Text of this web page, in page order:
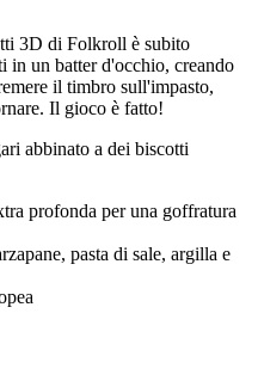
3D di Folkroll è subito
in un batter d'occhio, creando
il timbro sull'impasto,
Il gioco è fatto!
abbinato a dei biscotti
profonda per una goffratura
pasta di sale, argilla e